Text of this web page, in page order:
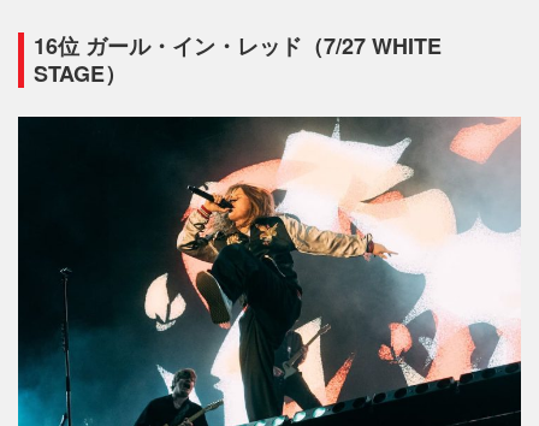
16位 ガール・イン・レッド（7/27 WHITE
STAGE）